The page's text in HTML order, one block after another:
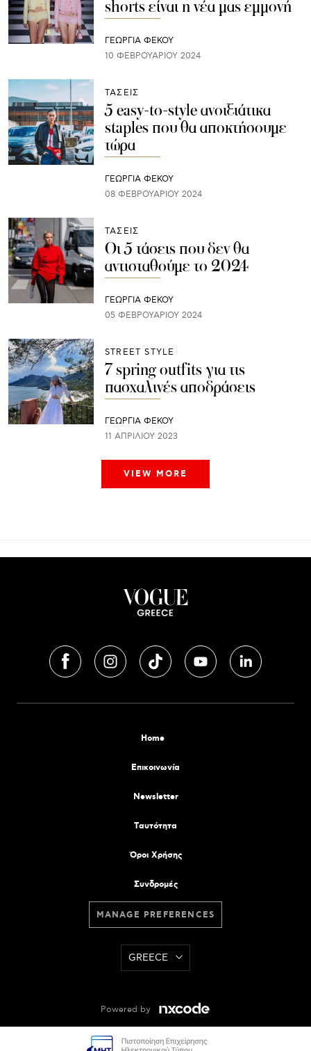
shorts είναι η νέα μας εμμονή
ΓΕΩΡΓΙΑ ΦΕΚΟΥ
10 ΦΕΒΡΟΥΑΡΊΟΥ 2024
ΤΑΣΕΙΣ
5 easy-to-style ανοιξιάτικα
staples που θα αποκτήσουμε
τώρα
ΓΕΩΡΓΙΑ ΦΕΚΟΥ
08 ΦΕΒΡΟΥΑΡΊΟΥ 2024
ΤΑΣΕΙΣ
Οι 5 τάσεις που δεν θα
αντισταθούμε το 2024
ΓΕΩΡΓΙΑ ΦΕΚΟΥ
05 ΦΕΒΡΟΥΑΡΊΟΥ 2024
STREET STYLE
7 spring outfits για τις
πασχαλινές αποδράσεις
ΓΕΩΡΓΙΑ ΦΕΚΟΥ
11 ΑΠΡΙΛΊΟΥ 2023
VIEW MORE
Home
Επικοινωνία
Newsletter
Tαυτότητα
Όροι Χρήσης
Συνδρομές
MANAGE PREFERENCES
GREECE
Powered by